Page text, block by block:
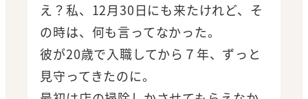
え？私、12月30日にも来たけれど、そ
の時は、何も言ってなかった。
彼が20歳で入職してから７年、ずっと
見守ってきたのに。